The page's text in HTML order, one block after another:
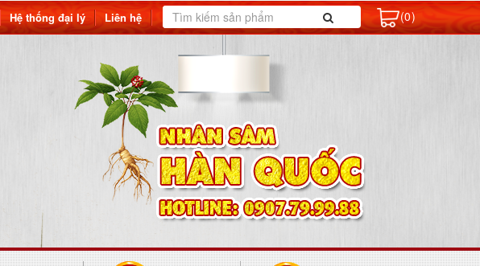
Hệ thống đại lý Liên hệ (0)